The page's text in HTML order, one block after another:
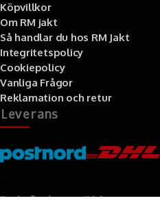
Köpvillkor
Om RM jakt
Så handlar du hos RM Jakt
Integritetspolicy
Cookiepolicy
Vanliga Frågor
Reklamation och retur
Leverans
Betalningssätt